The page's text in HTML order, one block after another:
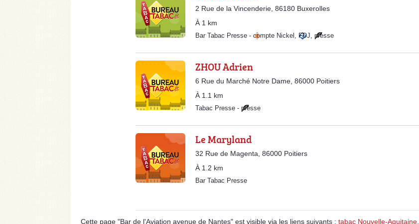
2 Rue de la Vincenderie, 86180 Buxerolles
À 1 km
Bar Tabac Presse - compte Nickel , FDJ, presse
ZHOU Adrien
6 Rue du Marché Notre Dame, 86000 Poitiers
À 1.1 km
Tabac Presse - presse
Le Maryland
32 Rue de Magenta, 86000 Poitiers
À 1.2 km
Bar Tabac Presse
Cette page "Bar de l'Aviation avenue de Nantes" est visible via les liens suivants : tabac Nouvelle-Aquitaine,